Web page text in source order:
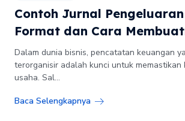
Contoh Jurnal
Format dan Cara
Dalam dunia bisnis, pencatatan keuangan
terorganisir adalah kunci untuk memastikan
usaha. Sal...
Baca Selengkapnya